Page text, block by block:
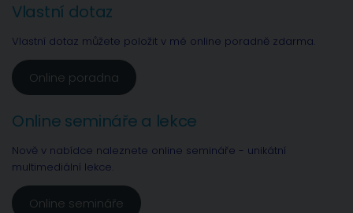
Vlastní dotaz
Vlastní dotaz můžete položit v mé online poradně zdarma.
Online poradna
Online semináře a lekce
Nově v nabídce naleznete online semináře - unikátní
multimediální lekce.
Online semináře